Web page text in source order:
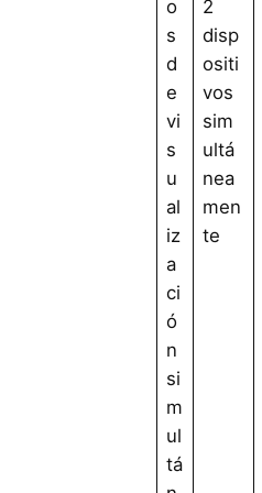
o
s
d
e
vi
s
u
al
iz
a
ci
ó
n
si
m
ul
tá
2
disp
ositi
vos
sim
ultá
nea
men
te